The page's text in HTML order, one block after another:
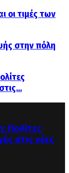
οι τιμές των
στην πόλη
Πολίτες
στις νέες